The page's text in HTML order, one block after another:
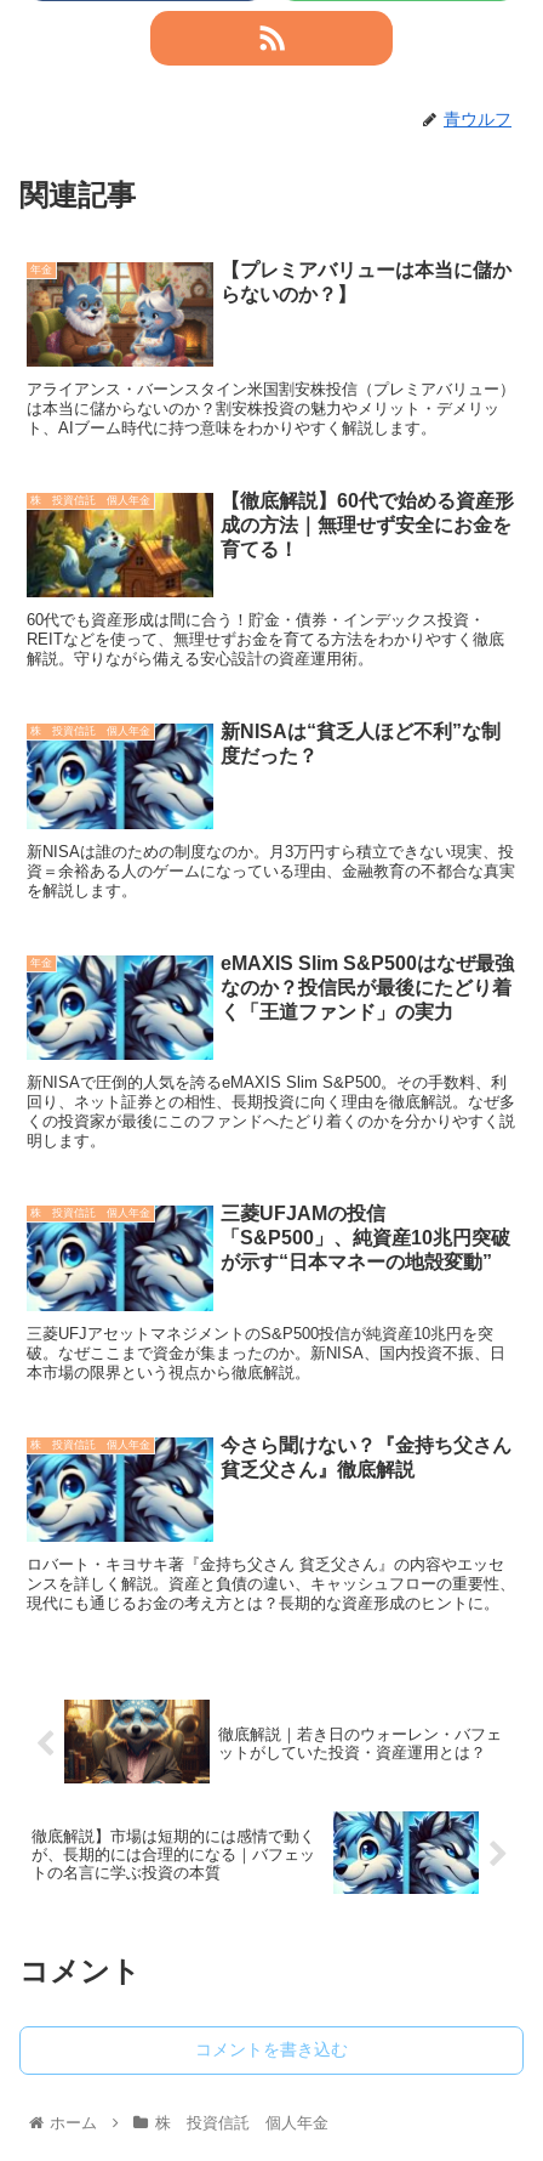
青ウルフ
関連記事
年金
【プレミアバリューは本当に儲か
らないのか？】
アライアンス・バーンスタイン米国割安株投信（プレミアバリュー）
は本当に儲からないのか？割安株投資の魅力やメリット・デメリッ
ト、AIブーム時代に持つ意味をわかりやすく解説します。
株 投資信託 個人年金
【徹底解説】60代で始める資産形
成の方法｜無理せず安全にお金を
育てる！
60代でも資産形成は間に合う！貯金・債券・インデックス投資・
REITなどを使って、無理せずお金を育てる方法をわかりやすく徹底
解説。守りながら備える安心設計の資産運用術。
株 投資信託 個人年金
新NISAは“貧乏人ほど不利”な制
度だった？
新NISAは誰のための制度なのか。月3万円すら積立できない現実、投
資＝余裕ある人のゲームになっている理由、金融教育の不都合な真実
を解説します。
年金
eMAXIS Slim S&P500はなぜ最強
なのか？投信民が最後にたどり着
く「王道ファンド」の実力
新NISAで圧倒的人気を誇るeMAXIS Slim S&P500。その手数料、利
回り、ネット証券との相性、長期投資に向く理由を徹底解説。なぜ多
くの投資家が最後にこのファンドへたどり着くのかを分かりやすく説
明します。
株 投資信託 個人年金
三菱UFJAMの投信
「S&P500」、純資産10兆円突破
が示す“日本マネーの地殻変動”
三菱UFJアセットマネジメントのS&P500投信が純資産10兆円を突
破。なぜここまで資金が集まったのか。新NISA、国内投資不振、日
本市場の限界という視点から徹底解説。
株 投資信託 個人年金
今さら聞けない？『金持ち父さん
貧乏父さん』徹底解説
ロバート・キヨサキ著『金持ち父さん 貧乏父さん』の内容やエッセ
ンスを詳しく解説。資産と負債の違い、キャッシュフローの重要性、
現代にも通じるお金の考え方とは？長期的な資産形成のヒントに。
徹底解説｜若き日のウォーレン・バフェ
ットがしていた投資・資産運用とは？
徹底解説】市場は短期的には感情で動く
が、長期的には合理的になる｜バフェッ
トの名言に学ぶ投資の本質
コメント
コメントを書き込む
ホーム 株 投資信託 個人年金